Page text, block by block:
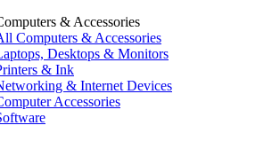
& Accessories
Computers & Accessories
Desktops & Monitors
& Ink
& Internet Devices
Accessories